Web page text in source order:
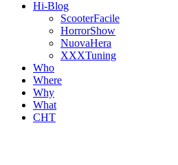
Hi-Blog
ScooterFacile
HorrorShow
NuovaHera
XXXTuning
Who
Where
Why
What
CHT